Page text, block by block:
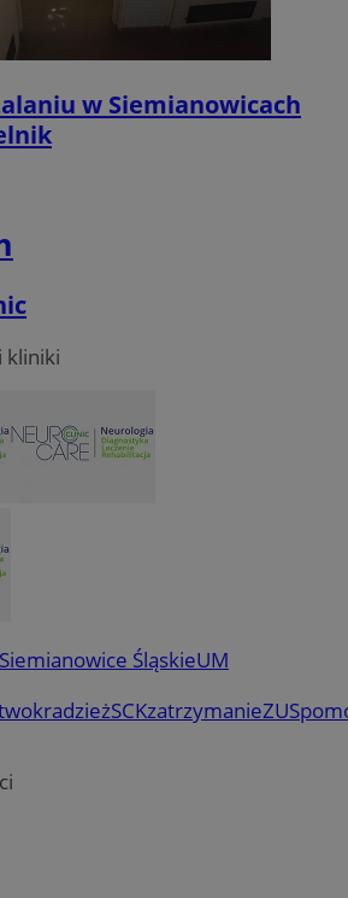
w Siemianowicach
kliniki
Siemianowice ŚląskieUM
kradzieżSCKzatrzymanieZUS